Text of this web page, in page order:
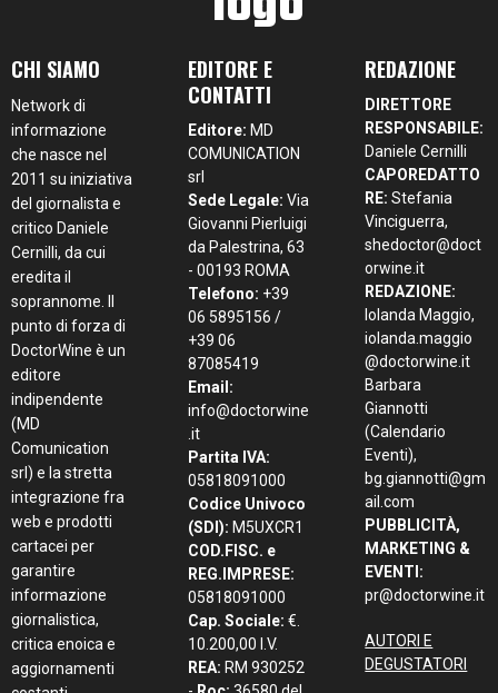
CHI SIAMO
Network di
informazione
che nasce nel
2011 su iniziativa
del giornalista e
critico Daniele
Cernilli, da cui
eredita il
soprannome. Il
punto di forza di
DoctorWine è un
editore
indipendente
(MD
Comunication
srl) e la stretta
integrazione fra
web e prodotti
cartacei per
garantire
informazione
giornalistica,
critica enoica e
aggiornamenti
EDITORE E
CONTATTI
Editore: MD
COMUNICATION
srl
Sede Legale: Via
Giovanni Pierluigi
da Palestrina, 63
- 00193 ROMA
Telefono: +39
06 5895156 /
+39 06
87085419
Email:
info@doctorwine
.it
Partita IVA:
05818091000
Codice Univoco
(SDI): M5UXCR1
COD.FISC. e
REG.IMPRESE:
05818091000
Cap. Sociale: €.
10.200,00 I.V.
REA: RM 930252
REDAZIONE
DIRETTORE
RESPONSABILE:
Daniele Cernilli
CAPOREDATTO
RE: Stefania
Vinciguerra,
shedoctor@doct
orwine.it
REDAZIONE:
Iolanda Maggio,
iolanda.maggio
@doctorwine.it
Barbara
Giannotti
(Calendario
Eventi),
bg.giannotti@gm
ail.com
PUBBLICITÀ,
MARKETING &
EVENTI:
pr@doctorwine.it
AUTORI E
DEGUSTATORI